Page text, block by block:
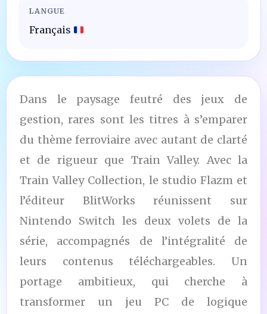
LANGUE
Français
Dans le paysage feutré des jeux de
gestion, rares sont les titres à s’emparer
du thème ferroviaire avec autant de clarté
et de rigueur que Train Valley. Avec la
Train Valley Collection, le studio Flazm et
l’éditeur BlitWorks réunissent sur
Nintendo Switch les deux volets de la
série, accompagnés de l’intégralité de
leurs contenus téléchargeables. Un
portage ambitieux, qui cherche à
transformer un jeu PC de logique